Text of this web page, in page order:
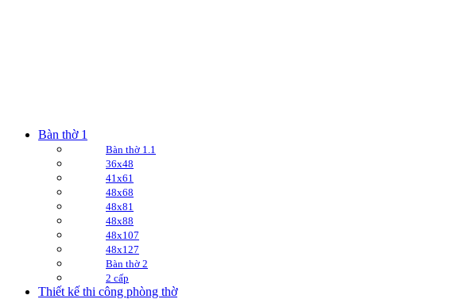
Bàn thờ 1
Bàn thờ 1.1
36x48
41x61
48x68
48x81
48x88
48x107
48x127
Bàn thờ 2
2 cấp
Thiết kế thi công phòng thờ